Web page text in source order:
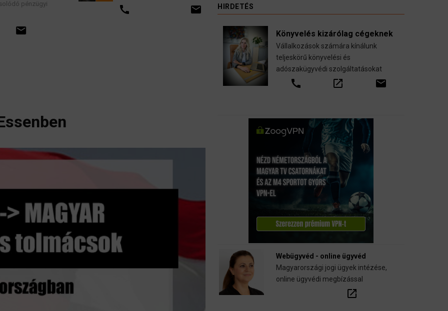
HIRDETÉS
Könyvelés kizárólag cégeknek
Vállalkozások számára kínálunk
teljeskörű könyvelési és
adószakügyvédi szolgáltatásokat
call open_in_new email
Webügyvéd - online ügyvéd
Magyarországi jogi ügyek intézése,
online ügyvédi megbízással
open_in_new